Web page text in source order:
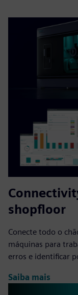
shopfloor
Conecte todo o
máquinas para
erros e identificar
Saiba mais